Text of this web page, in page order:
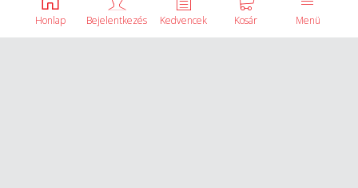
Honlap Menü
Kosár
Kedvencek
Bejelentkezés